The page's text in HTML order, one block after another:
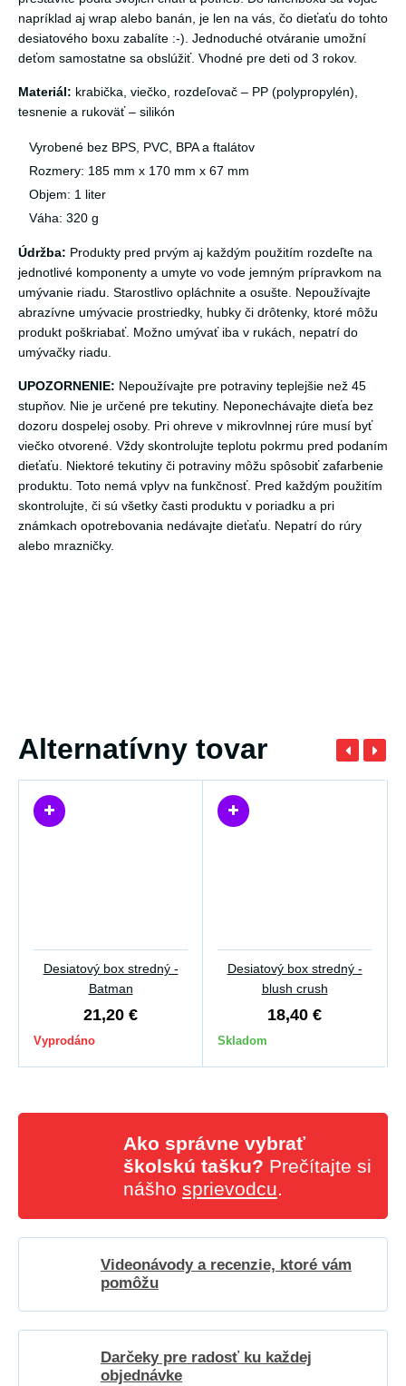
napríklad aj wrap alebo banán, je len na vás, čo dieťaťu do tohto
desiatového boxu zabalíte :-). Jednoduché otváranie umožní
deťom samostatne sa obslúžiť. Vhodné pre deti od 3 rokov.
Materiál: krabička, viečko, rozdeľovač – PP (polypropylén),
tesnenie a rukoväť – silikón
Vyrobené bez BPS, PVC, BPA a ftalátov
Rozmery: 185 mm x 170 mm x 67 mm
Objem: 1 liter
Váha: 320 g
Údržba: Produkty pred prvým aj každým použitím rozdeľte na
jednotlivé komponenty a umyte vo vode jemným prípravkom na
umývanie riadu. Starostlivo opláchnite a osušte. Nepoužívajte
abrazívne umývacie prostriedky, hubky či drôtenky, ktoré môžu
produkt poškriabať. Možno umývať iba v rukách, nepatrí do
umývačky riadu.
UPOZORNENIE: Nepoužívajte pre potraviny teplejšie než 45
stupňov. Nie je určené pre tekutiny. Neponechávajte dieťa bez
dozoru dospelej osoby. Pri ohreve v mikrovlnnej rúre musí byť
viečko otvorené. Vždy skontrolujte teplotu pokrmu pred podaním
dieťaťu. Niektoré tekutiny či potraviny môžu spôsobiť zafarbenie
produktu. Toto nemá vplyv na funkčnosť. Pred každým použitím
skontrolujte, či sú všetky časti produktu v poriadku a pri
známkach opotrebovania nedávajte dieťaťu. Nepatrí do rúry
alebo mrazničky.
Alternatívny tovar
Desiatový box stredný -
Batman
21,20 €
Vyprodáno
Desiatový box stredný -
blush crush
18,40 €
Skladom
Ako správne vybrať
školskú tašku? Prečítajte si
nášho sprievodcu.
Videonávody a recenzie, ktoré vám
pomôžu
Darčeky pre radosť ku každej
objednávke